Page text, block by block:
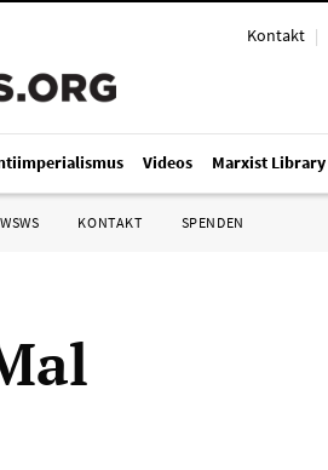
Kontakt |
Videos Marxist Library
KONTAKT SPENDEN